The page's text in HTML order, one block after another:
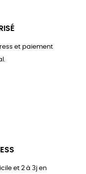
et paiement
et 2 à 3j en